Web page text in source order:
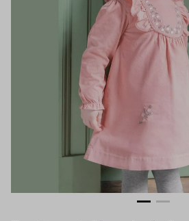
hoge
kwaliteit
webshop